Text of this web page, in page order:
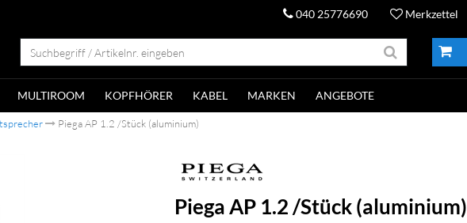
040 25776690 Merkzettel
MULTIROOM KOPFHÖRER KABEL MARKEN ANGEBOTE
Piega AP 1.2 /Stück (aluminium)
Piega AP 1.2 /Stück (aluminium)